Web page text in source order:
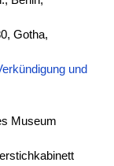
Gotha,
und
Museum